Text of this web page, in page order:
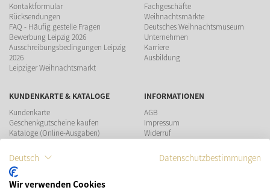
Kontaktformular
Rücksendungen
FAQ - Häufig gestelle Fragen
Bewerbung Leipzig 2026
Ausschreibungsbedingungen Leipzig
2026
Leipziger Weihnachtsmarkt
Fachgeschäfte
Weihnachtsmärkte
Deutsches Weihnachtsmuseum
Unternehmen
Karriere
Ausbildung
KUNDENKARTE & KATALOGE
Kundenkarte
Geschenkgutscheine kaufen
Kataloge (Online-Ausgaben)
INFORMATIONEN
AGB
Impressum
Widerruf
Teilnahmebedingungen Gewinnspiel
ZAHLUNGSMÖGLICHKEITEN
Deutsch Datenschutzbestimmungen
Wir verwenden Cookies